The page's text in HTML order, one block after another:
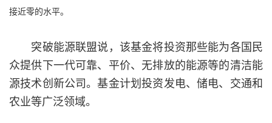
接近零的水平。
突破能源联盟说，该基金将投资那些能为各国民
众提供下一代可靠、平价、无排放的能源等的清洁能
源技术创新公司。基金计划投资发电、储电、交通和
农业等广泛领域。